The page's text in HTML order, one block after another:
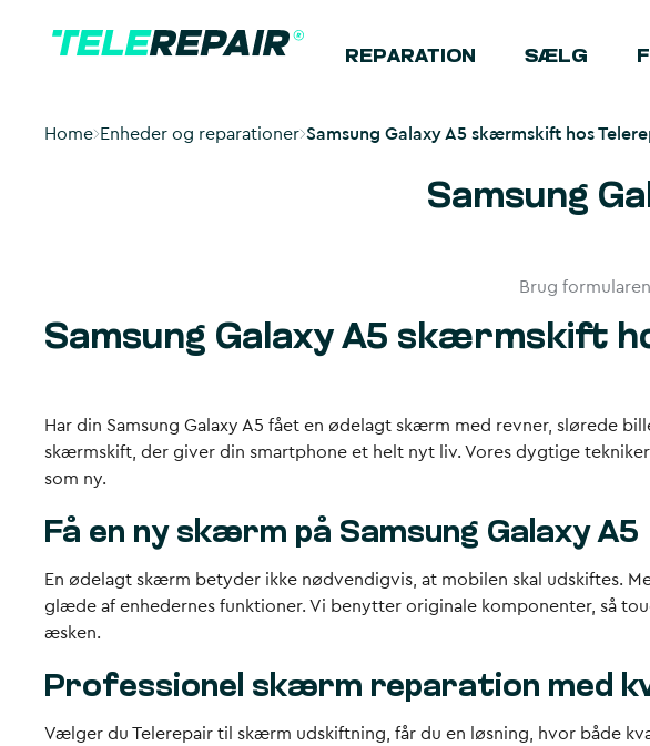
REPARATION SÆLG
Home Enheder og reparationer Samsung Galaxy A5 skærmskift hos
Samsung
Brug
Samsung Galaxy A5 skærmskift
Har din Samsung Galaxy A5 fået en ødelagt skærm med revner, slørede
skærmskift, der giver din smartphone et helt nyt liv. Vores dygtige
som ny.
Få en ny skærm på Samsung Galaxy A5
En ødelagt skærm betyder ikke nødvendigvis, at mobilen skal udskiftes.
glæde af enhedernes funktioner. Vi benytter originale komponenter, så
æsken.
Professionel skærm reparation med
Vælger du Telerepair til skærm udskiftning, får du en løsning, hvor både